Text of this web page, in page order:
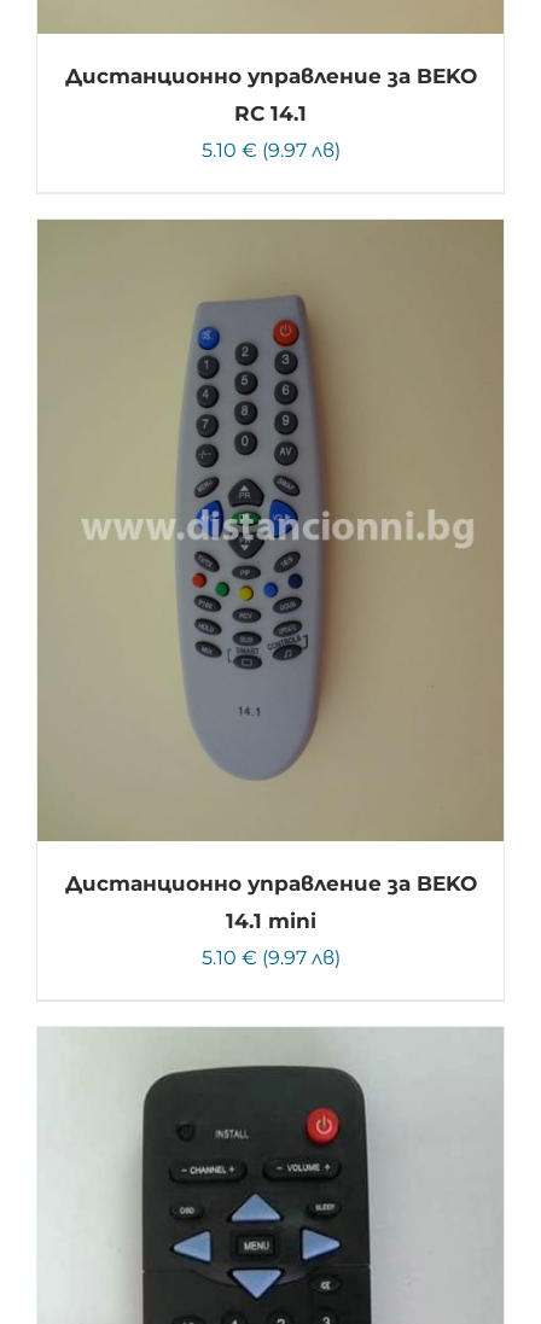
Дистанционно управление за BEKO
RC 14.1
5.10 € (9.97 лв)
Дистанционно управление за BEKO
14.1 mini
5.10 € (9.97 лв)